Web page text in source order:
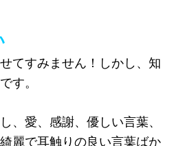
てすみません！しかし、知
す。
、愛、感謝、優しい言葉、
麗で耳触りの良い言葉ばか